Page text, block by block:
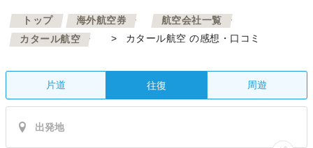
トップ >
海外航空券 >
航空会社一覧
>
カタール航空 > カタール航空 の感想・口コミ
片道 往復 周遊